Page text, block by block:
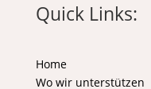
Quick Links:
Home
Wo wir unterstützen